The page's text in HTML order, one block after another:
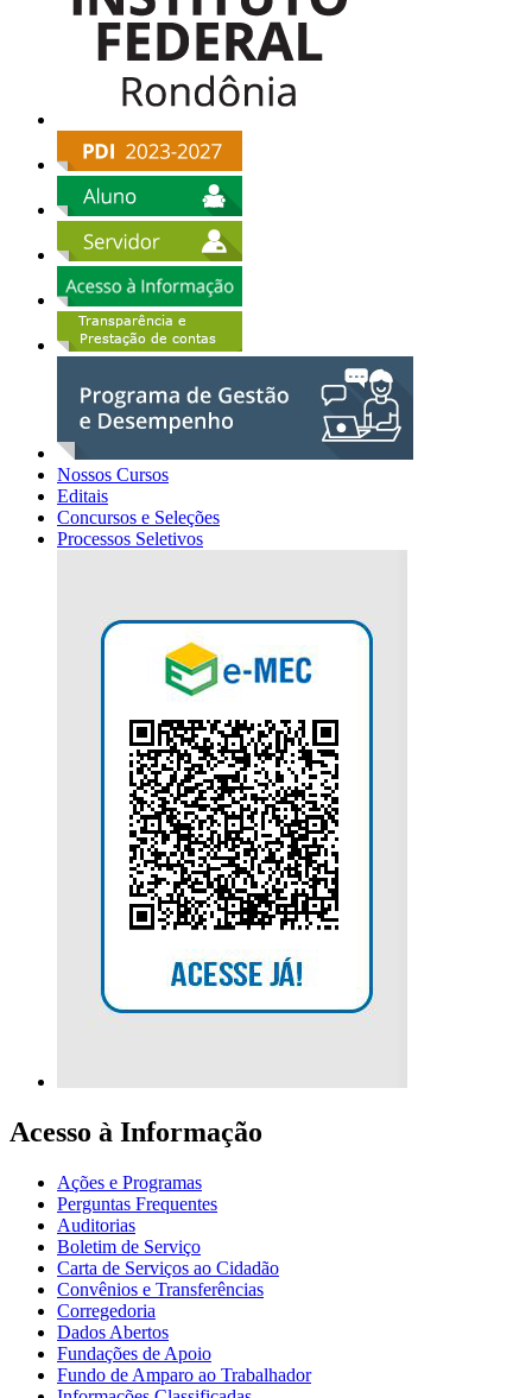
Nossos Cursos
Editais
Concursos e Seleções
Processos Seletivos
Acesso à Informação
Ações e Programas
Perguntas Frequentes
Auditorias
Boletim de Serviço
Carta de Serviços ao Cidadão
Convênios e Transferências
Corregedoria
Dados Abertos
Fundações de Apoio
Fundo de Amparo ao Trabalhador